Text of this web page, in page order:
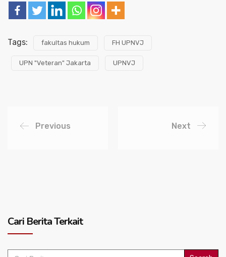
Tags: fakultas hukum FH UPNVJ
UPN "Veteran" Jakarta UPNVJ
Previous Next
Cari Berita Terkait
Search